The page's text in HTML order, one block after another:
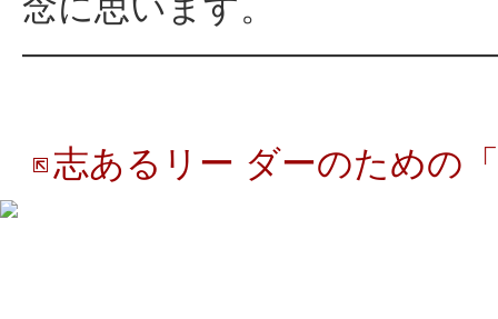
志あるリー ダーのための